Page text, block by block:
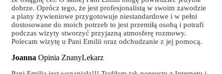
dobrze. Oprócz tego, że jest profesjonalistą w swoim zawodzie
a plany żywieniowe przygotowuje niestandardowe i w pełni
dostosowane do moich potrzeb to jest przemiłą osobą i potrafi
podczas wizyty stworzyć przyjazną atmosferę rozmowy.
Polecam wizytę u Pani Emilii oraz odchudzanie z jej pomocą.
Joanna Opinia ZnanyLekarz